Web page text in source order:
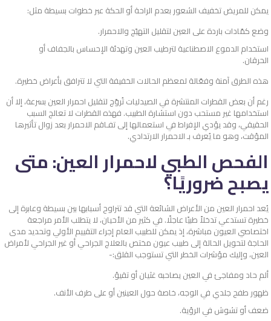
يمكن للمريض تخفيف الشعور بعدم الراحة أو الحكة عبر خطوات بسيطة مثل:
وضع كمّادات باردة على العين لتقليل التهيّج والاحمرار.
استخدام الدموع الاصطناعية لترطيب العين وتهدئة الإحساس بالجفاف أو
الحرقان.
هذه الطرق آمنة وفعّالة لمعظم الحالات الخفيفة التي لا تترافق بأعراض خطيرة.
رغم أن بعض القطرات المنتشرة في الصيدليات تُروّج لتقليل احمرار العين بسرعة، إلا أن
استخدامها غير مستحب دون استشارة الطبيب. فهذه القطرات لا تعالج السبب
الحقيقي، وقد يؤدي الإفراط في استعمالها إلى تفـاقم الاحمرار بعد زوال تأثيرها
المؤقت، وهو ما يُعرف بـ الاحمرار الارتدادي.
الفحص الطبي لاحمرار العين: متى
يصبح ضروريًا؟
يُعد احمرار العين من الأعراض الشائعة التي قد تتراوح أسبابها بين بسيطة وعابرة إلى
خطيرة تستدعي تدخلاً طبيًا عاجلًا. في كثير من الأحيان، لا يتطلب الأمر مراجعة
اختصاصي العيون مباشرة، إذ يمكن للطبيب العام إجراء التقييم الأولي وتحديد مدى
الحاجة لتحويل الحالة إلى طبيب عيون مختص بالعلاج الجراحي أو غير الجراحي لأمراض
العين، وإليك مؤشرات الخطر التي تستوجب القلق:-
ألم حاد ومفاجئ في العين يصاحبه غثيان أو تقيؤ.
ظهور طفح جلدي في الوجه، خاصة حول العينين أو على طرف الأنف.
ضعف أو تشوش في الرؤية.